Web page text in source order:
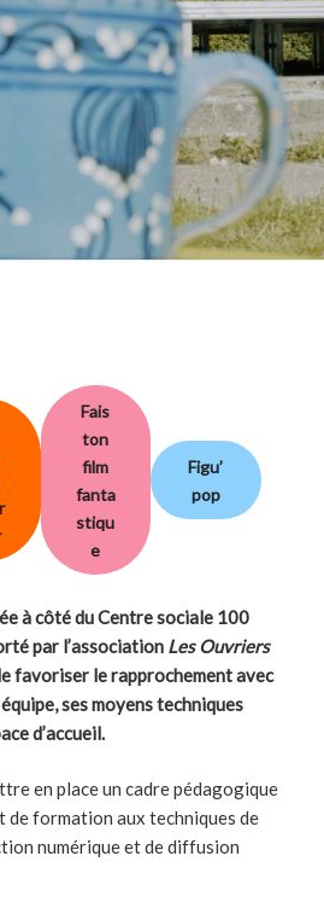
Fais
ton
film
fanta
stiqu
e
Figu’
pop
à côté du Centre sociale 100
par l’association Les Ouvriers
favoriser le rapprochement avec
ses moyens techniques
d’accueil.
en place un cadre pédagogique
de formation aux techniques de
numérique et de diffusion